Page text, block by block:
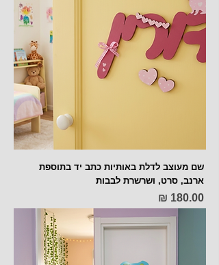
שם מעוצב לדלת באותיות כתב יד בתוספת
ארנב, סרט, ושרשרת לבבות
מחיר